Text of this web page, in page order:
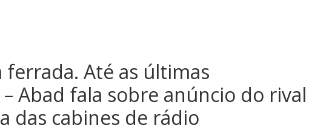
ferrada. Até as últimas
Abad fala sobre anúncio do rival
das cabines de rádio